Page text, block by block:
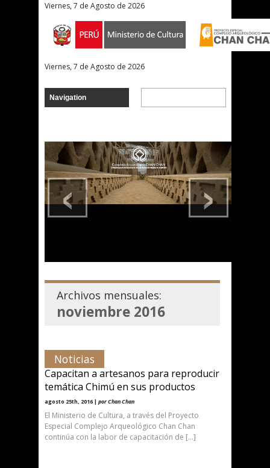
Viernes, 7 de Agosto de 2026
Viernes, 7 de Agosto de 2026
›
‹
Archivos mensuales:
noviembre 2016
Noticias
Capacitan a artesanos para reproducir
temática Chimú en sus productos
agosto 25th, 2016 | por Chan Chan
El Ministerio de Cultura, a través del Proyecto
Especial Complejo Arqueológico Chan Chan
continúa con la labor de capacitación de […]